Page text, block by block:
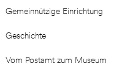
Gemeinnützige Einrichtung
Geschichte
Vom Postamt zum Museum